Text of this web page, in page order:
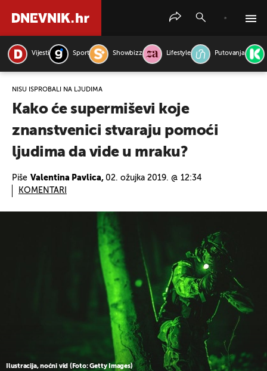
Vijesti Sport Showbizz Lifestyle Putovanja
NISU ISPROBALI NA LJUDIMA
Kako će supermiševi koje
znanstvenici stvaraju pomoći
ljudima da vide u mraku?
Piše Valentina Pavlica, 02. ožujka 2019. @ 12:34
KOMENTARI
Ilustracija, noćni vid (Foto: Getty Images)
PRETRAŽITE VIJESTI